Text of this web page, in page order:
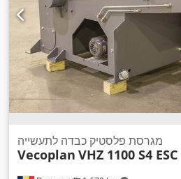
מגרסת פלסטיק כבדה לתעשייה
Vecoplan VHZ 1100 S4 ESC